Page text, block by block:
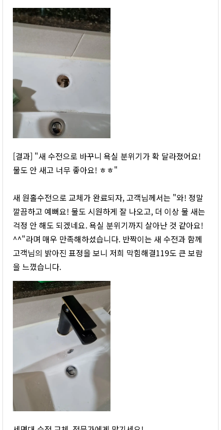
[결과] "새 수전으로 바꾸니 욕실 분위기가 확 달라졌어요!
물도 안 새고 너무 좋아요! ㅎㅎ"
새 원홀수전으로 교체가 완료되자, 고객님께서는 "와! 정말
깔끔하고 예뻐요! 물도 시원하게 잘 나오고, 더 이상 물 새는
걱정 안 해도 되겠네요. 욕실 분위기까지 살아난 것 같아요!
^^"라며 매우 만족해하셨습니다. 반짝이는 새 수전과 함께
고객님의 밝아진 표정을 보니 저희 막힘해결119도 큰 보람
을 느꼈습니다.